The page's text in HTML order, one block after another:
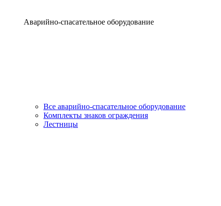
Аварийно-спасательное оборудование
Все аварийно-спасательное оборудование
Комплекты знаков ограждения
Лестницы